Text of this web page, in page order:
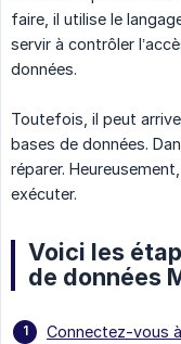
faire, il utilise le
servir à contrôler
données.
Toutefois, il peut
bases de données.
réparer.
exécuter.
Voici les
de données
Connectez-vous